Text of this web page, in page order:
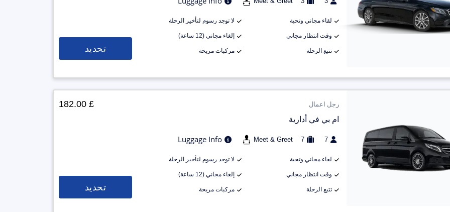
لقاء مجاني وتحية لا توجد رسوم لتأخير الرحلة
وقت انتظار مجاني إلغاء مجاني (12 ساعة)
تتبع الرحلة مركبات مريحة تحديد
رجل اعمال
ام بي في أدارية
7
7
Meet & Greet
Luggage Info
لقاء مجاني وتحية لا توجد رسوم لتأخير الرحلة
وقت انتظار مجاني إلغاء مجاني (12 ساعة)
تتبع الرحلة مركبات مريحة
£ 182.00
تحديد